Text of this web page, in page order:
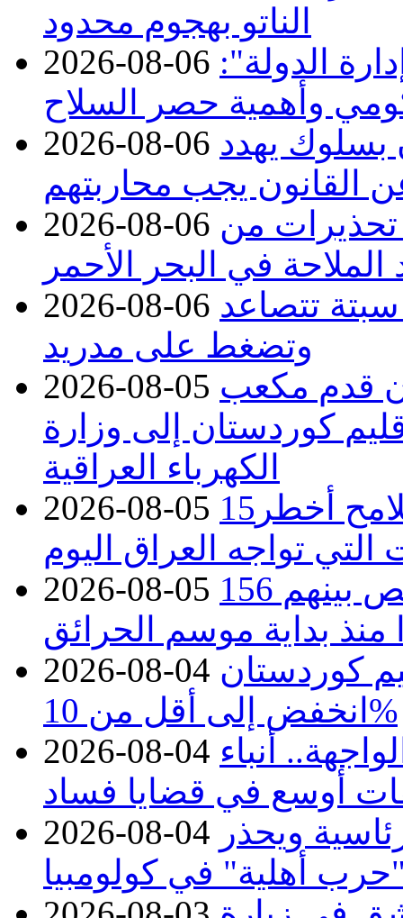
الناتو بهجوم محدود
2026-08-06 الدولة":
وأهمية حصر السلاح
2026-08-06 بسلوك يهدد
القانون يجب محاربتهم
2026-08-06 من
الملاحة في البحر الأحمر
2026-08-06 تتصاعد
وتضغط على مدريد
2026-08-05 توريد 100 مليون قدم مكعب
كوردستان إلى وزارة
الكهرباء العراقية
2026-08-05 15كارثة بيئية ومناخية ترسم ملامح أخطر
التي تواجه العراق اليوم
2026-08-05 حرائق فرنسا.. توقيف 402 شخص بينهم 156
منذ بداية موسم الحرائق
2026-08-04 كوردستان
انخفض إلى أقل من 10%
2026-08-04 أنباء
أوسع في قضايا فساد
2026-08-04 ويحذر
أهلية" في كولومبيا